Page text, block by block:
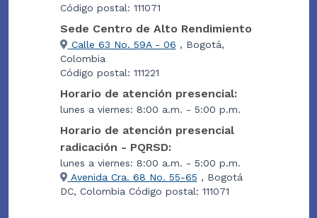
Código postal: 111071
Sede Centro de Alto Rendimiento
Calle 63 No. 59A - 06 , Bogotá,
Colombia
Código postal: 111221
Horario de atención presencial:
lunes a viernes: 8:00 a.m. - 5:00 p.m.
Horario de atención presencial
radicación - PQRSD:
lunes a viernes: 8:00 a.m. - 5:00 p.m.
Avenida Cra. 68 No. 55-65 , Bogotá
DC, Colombia Código postal: 111071